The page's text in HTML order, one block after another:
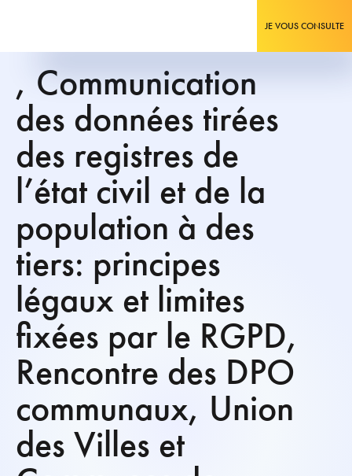
JE VOUS CONSULTE
, Communication
des données tirées
des registres de
l’état civil et de la
population à des
tiers: principes
légaux et limites
fixées par le RGPD,
Rencontre des DPO
communaux, Union
des Villes et